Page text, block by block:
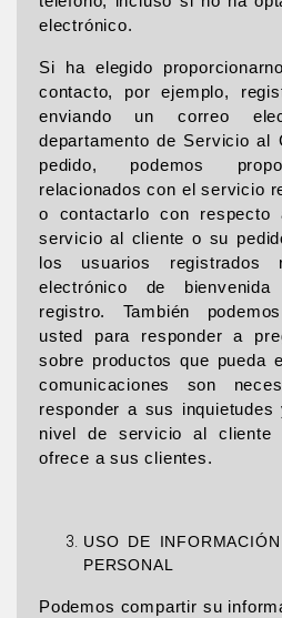
electrónico.
Si ha elegido
contacto, por ejemplo,
enviando un correo
departamento de Servicio al
pedido, podemos
relacionados con el servicio
o contactarlo con
servicio al cliente o su
los usuarios registrados
electrónico de
registro. También
usted para responder a
sobre productos que pueda
comunicaciones son
responder a sus
nivel de servicio al cliente
ofrece a sus clientes.
USO DE
PERSONAL
Podemos compartir su